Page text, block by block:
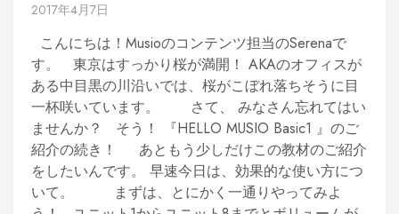
2017年4月7日
こんにちは！Musioのコンテンツ担当のSerenaで
す。 東京はすっかり桜が満開！ AKAのオフィスが
ある中目黒の川沿いでは、桜がこぼれ落ちそうに目
一杯咲いています。 さて、 みなさん忘れてはい
ませんか？ そう！ 『HELLO MUSIO Basic1 』のご
紹介の続き！ あともう少しだけこの教材のご紹介
をしたいんです。 早速今日は、効果的な使い方につ
いて。 まずは、とにかく一通りやってみよ